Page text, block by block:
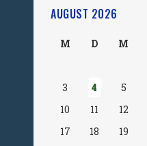
AUGUST 2026
M D M
3
4 5
10
11 12
17
18 19